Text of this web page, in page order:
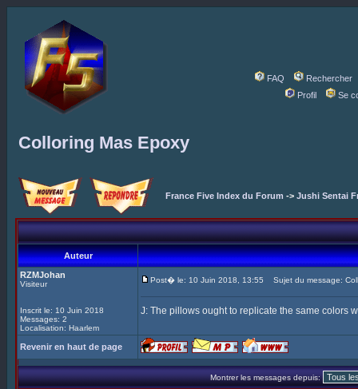
FAQ
Rechercher
Profil
Se
Colloring Mas Epoxy
France Five Index du Forum -> Jushi Sentai
Auteur
RZMJohan
Visiteur
Inscrit le: 10 Juin 2018
Messages: 2
Localisation: Haarlem
Post� le: 10 Juin 2018, 13:55 Sujet du message:
J: The pillows ought to replicate the same colors
Revenir en haut de page
Montrer les messages depuis: